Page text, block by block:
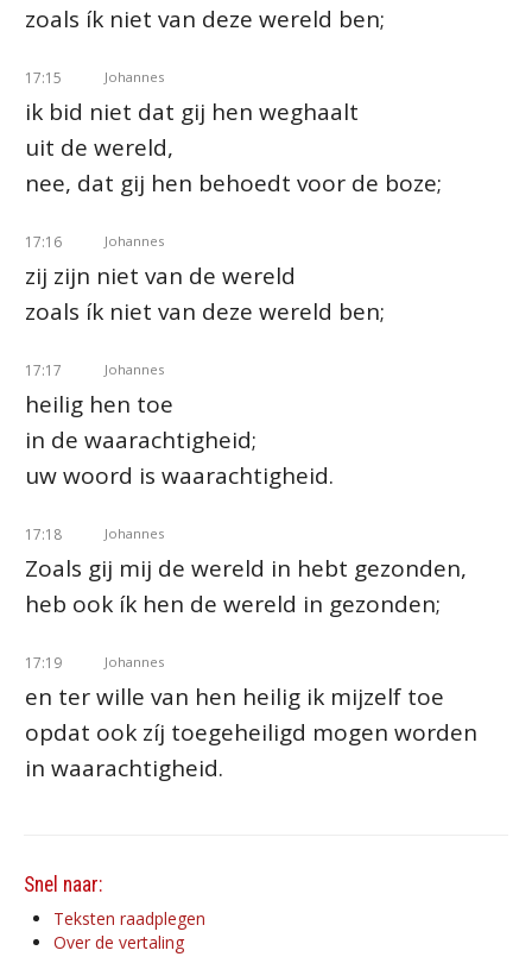
zoals ík niet van deze wereld ben;
17:15 Johannes
ik bid niet dat gij hen weghaalt
uit de wereld,
nee, dat gij hen behoedt voor de boze;
17:16 Johannes
zij zijn niet van de wereld
zoals ík niet van deze wereld ben;
17:17 Johannes
heilig hen toe
in de waarachtigheid;
uw woord is waarachtigheid.
17:18 Johannes
Zoals gij mij de wereld in hebt gezonden,
heb ook ík hen de wereld in gezonden;
17:19 Johannes
en ter wille van hen heilig ik mijzelf toe
opdat ook zíj toegeheiligd mogen worden
in waarachtigheid.
Snel naar:
Teksten raadplegen
Over de vertaling